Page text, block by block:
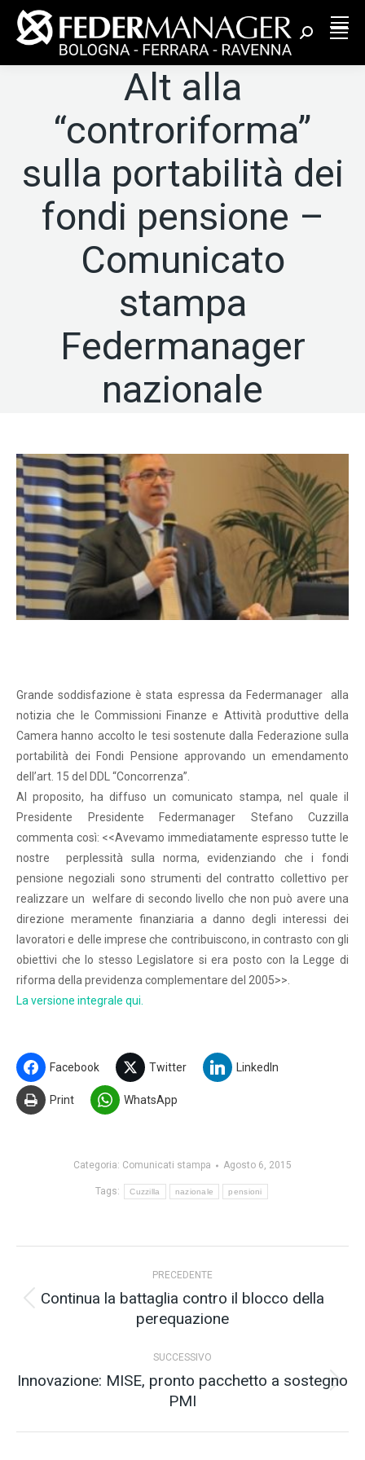
Cerca:
Alt alla
“controriforma”
sulla portabilità dei
fondi pensione –
Comunicato
stampa
Federmanager
nazionale
Grande soddisfazione è stata espressa da Federmanager alla
notizia che le Commissioni Finanze e Attività produttive della
Camera hanno accolto le tesi sostenute dalla Federazione sulla
portabilità dei Fondi Pensione approvando un emendamento
dell’art. 15 del DDL “Concorrenza”.
Al proposito, ha diffuso un comunicato stampa, nel quale il
Presidente Presidente Federmanager Stefano Cuzzilla
commenta così: <<Avevamo immediatamente espresso tutte le
nostre perplessità sulla norma, evidenziando che i fondi
pensione negoziali sono strumenti del contratto collettivo per
realizzare un welfare di secondo livello che non può avere una
direzione meramente finanziaria a danno degli interessi dei
lavoratori e delle imprese che contribuiscono, in contrasto con gli
obiettivi che lo stesso Legislatore si era posto con la Legge di
riforma della previdenza complementare del 2005>>.
La versione integrale qui.
Facebook Twitter LinkedIn
Print WhatsApp
Categoria: Comunicati stampa Agosto 6, 2015
Tags: Cuzzilla nazionale pensioni
tra
post
PRECEDENTE
Post
precedente:
Continua la battaglia contro il blocco della
perequazione
SUCCESSIVO
Prossimo
post:
Innovazione: MISE, pronto pacchetto a sostegno
PMI